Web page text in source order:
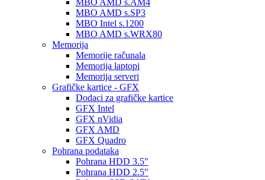
MBO AMD s.AM4
MBO AMD s.SP3
MBO Intel s.1200
MBO AMD s.WRX80
Memorija
Memorije računala
Memorija laptopi
Memorija serveri
Grafičke kartice - GFX
Dodaci za grafičke kartice
GFX Intel
GFX nVidia
GFX AMD
GFX Quadro
Pohrana podataka
Pohrana HDD 3.5"
Pohrana HDD 2.5"